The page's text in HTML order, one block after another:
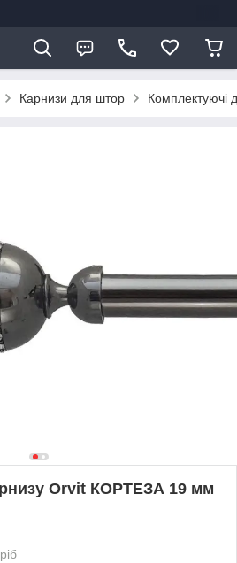
Карнизи для штор Комплектуючі
Orvit КОРТЕЗА 19 мм